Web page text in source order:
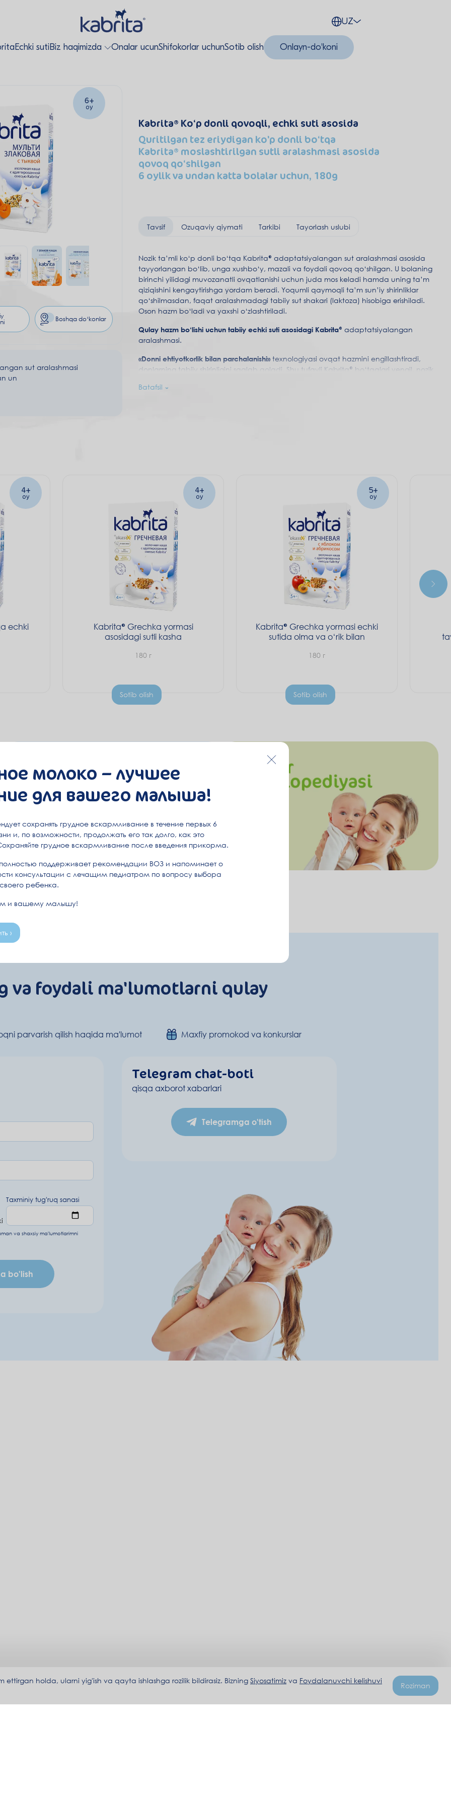
Echki sutiBiz haqimizda Onalar ucunShifokorlar uchunSotib olish
UZ
Onlayn-do'koni
6+
oy
Boshqa do‘konlar
sut aralashmasi
un
Kabrita Ko‘p donli qovoqli, echki suti asosida
Quritilgan tez eriydigan ko'p donli bo‘tqa
Kabrita moslashtirilgan sutli aralashmasi asosida
qovoq qo‘shilgan
6 oylik va undan katta bolalar uchun, 180g
Tavsif Ozuqaviy qiymati Tarkibi Tayorlash uslubi
Nozik ta’mli ko‘p donli bo‘tqa Kabrita® adaptatsiyalangan sut aralashmasi asosida
tayyorlangan bo‘lib, unga xushbo‘y, mazali va foydali qovoq qo‘shilgan. U bolaning
birinchi yilidagi muvozanatli ovqatlanishi uchun juda mos keladi hamda uning ta’m
qiziqishini kengaytirishga yordam beradi. Yoqumli qaymoqli ta’m sun’iy shirinliklar
qo‘shilmasdan, faqat aralashmadagi tabiiy sut shakari (laktoza) hisobiga erishiladi.
Oson hazm bo‘ladi va yaxshi o‘zlashtiriladi.
Qulay hazm bo‘lishi uchun tabiiy echki suti asosidagi Kabrita® adaptatsiyalangan
aralashmasi.
«Donni ehtiyotkorlik bilan parchalanishi»texnologiyasi ovqat hazmini engillashtiradi,
donlarning tabiiy shirinligini saqlab qoladi. Shu tufayli Kabrita® bo‘tqalari yengil, nozik
Batafsil
4+
oy
echki
4+
oy
Kabrita
Grechka yormasi
asosidagi sutli kasha
180 г
Sotib olish
5+
oy
Kabrita
Grechka yormasi echki
sutida olma va o‘rik bilan
180 г
Sotib olish
va foydali ma'lumotlarni qulay
parvarish qilish haqida ma'lumot Maxfiy promokod va konkurslar
Taxminiy tugʻruq sanasi
va shaxsiy ma'lumotlarimni
bo'lish
Telegram chat-boti
qisqa axborot xabarlari
Telegramga o'tish
holda, ularni yig'ish va qayta ishlashga rozilik bildirasiz. Bizning Siyosatimiz va Foydalanuvchi kelishuvi
Roziman
молоко – лучшее
для вашего малыша!
сохранять грудное вскармливание в течение первых 6
и, по возможности, продолжать его так долго, как это
грудное вскармливание после введения прикорма.
полностью поддерживает рекомендации ВОЗ и напоминает о
консультации с лечащим педиатром по вопросу выбора
ребенка.
и вашему малышу!
›